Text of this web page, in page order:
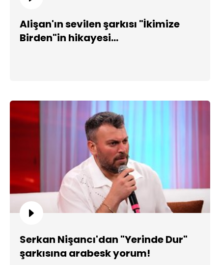
Alişan'ın sevilen şarkısı "İkimize
Birden"in hikayesi...
Serkan Nişancı'dan "Yerinde Dur"
şarkısına arabesk yorum!